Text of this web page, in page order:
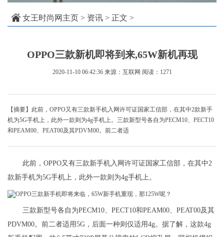
女王时尚网主页 > 资讯 > 正文 >
OPPO三款新机即将到来,65W新机再现
2020-11-10 06:42:36 来源：互联网 阅读：1271
【摘要】此前，OPPO又有三款新手机入网许可证国家工信部，在其中2款新手
机为5G手机上，此外一款则为4g手机上。三款新型号各自为PECM10、PECT10
和PEAM00、PEAT00及其PDVM00。前二者适
此前，OPPO又有三款新手机入网许可证国家工信部，在其中2
款新手机为5G手机上，此外一款则为4g手机上。
三款新型号各自为PECM10、PECT10和PEAM00、PEAT00及其
PDVM00。前二者适用5G，后面一种则仅适用4g。据了解，这款4g